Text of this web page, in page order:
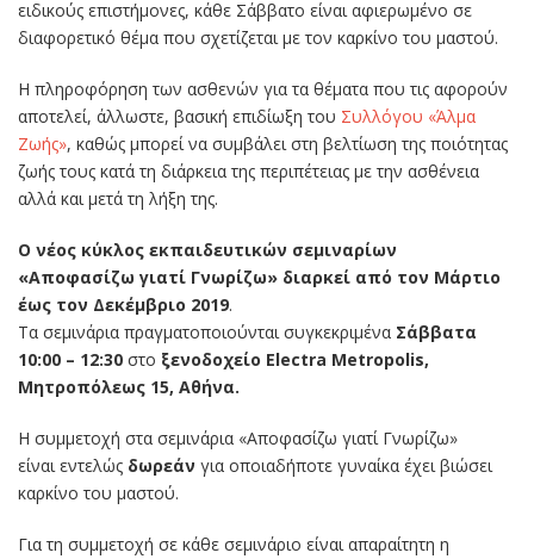
ειδικούς επιστήμονες, κάθε Σάββατο είναι αφιερωμένο σε
διαφορετικό θέμα που σχετίζεται με τον καρκίνο του μαστού.
Η πληροφόρηση των ασθενών για τα θέματα που τις αφορούν
αποτελεί, άλλωστε, βασική επιδίωξη του Συλλόγου «Άλμα
Ζωής», καθώς μπορεί να συμβάλει στη βελτίωση της ποιότητας
ζωής τους κατά τη διάρκεια της περιπέτειας με την ασθένεια
αλλά και μετά τη λήξη της.
Ο νέος κύκλος εκπαιδευτικών σεμιναρίων
«Αποφασίζω γιατί Γνωρίζω» διαρκεί από τον Μάρτιο
έως τον Δεκέμβριο 2019.
Τα σεμινάρια πραγματοποιούνται συγκεκριμένα Σάββατα
10:00 – 12:30 στο ξενοδοχείο Electra Metropolis,
Μητροπόλεως 15, Αθήνα.
Η συμμετοχή στα σεμινάρια «Αποφασίζω γιατί Γνωρίζω»
είναι εντελώς δωρεάν για οποιαδήποτε γυναίκα έχει βιώσει
καρκίνο του μαστού.
Για τη συμμετοχή σε κάθε σεμινάριο είναι απαραίτητη η